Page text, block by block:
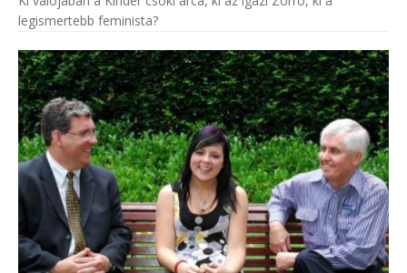
legismertebb feminista?